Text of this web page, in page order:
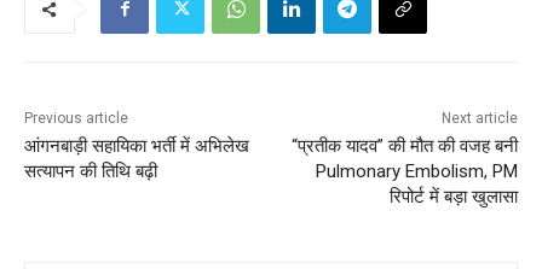
Previous article
आंगनबाड़ी सहायिका भर्ती में अभिलेख
सत्यापन की तिथि बढ़ी
Next article
“प्रतीक यादव” की मौत की वजह बनी
Pulmonary Embolism, PM
रिपोर्ट में बड़ा खुलासा